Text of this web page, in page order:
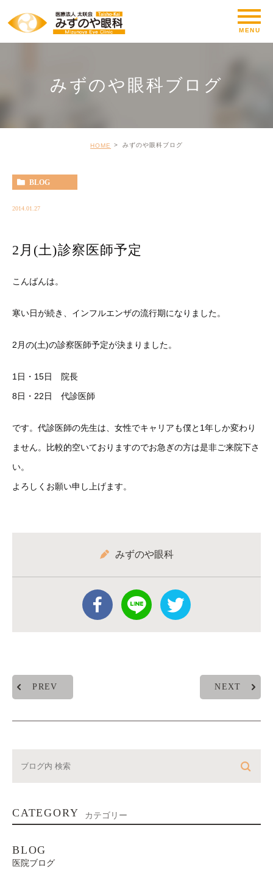
みずのや眼科ブログ
HOME みずのや眼科ブログ
BLOG
2014.01.27
2月(土)診察医師予定
こんばんは。
寒い日が続き、インフルエンザの流行期になりました。
2月の(土)の診察医師予定が決まりました。
1日・15日 院長
8日・22日 代診医師
です。代診医師の先生は、女性でキャリアも僕と1年しか変わり
ません。比較的空いておりますのでお急ぎの方は是非ご来院下さ
い。
よろしくお願い申し上げます。
みずのや眼科
PREV NEXT
CATEGORY カテゴリー
BLOG
医院ブログ